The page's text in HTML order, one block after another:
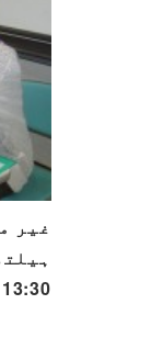
غیر
13:30 سے)